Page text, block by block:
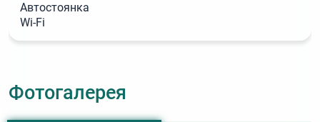
Автостоянка
Wi‑Fi
Фотогалерея